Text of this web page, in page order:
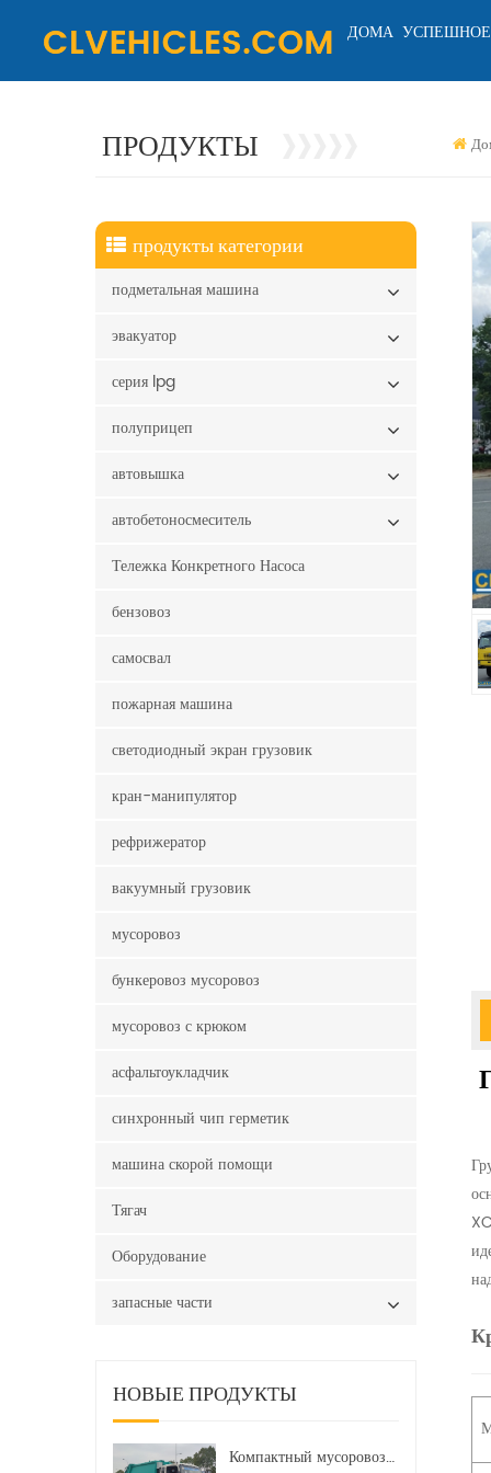
ДОМА
ПРОДУКТЫ
продукты категории
подметальная машина
эвакуатор
серия lpg
полуприцеп
автовышка
автобетоносмеситель
Тележка Конкретного Насоса
бензовоз
самосвал
пожарная машина
светодиодный экран грузовик
кран-манипулятор
рефрижератор
вакуумный грузовик
мусоровоз
бункеровоз мусоровоз
мусоровоз с крюком
асфальтоукладчик
синхронный чип герметик
машина скорой помощи
Тягач
Оборудование
запасные части
НОВЫЕ ПРОДУКТЫ
Компактный мусоровоз HOWO LHD 4x2 160 л.с. 12 куб. м